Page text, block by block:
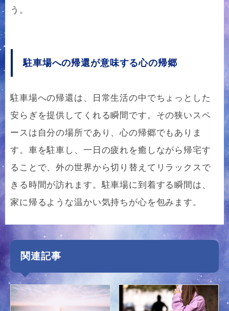
う。
駐車場への帰還が意味する心の帰郷
駐車場への帰還は、日常生活の中でちょっとした
安らぎを提供してくれる瞬間です。その狭いスペ
ースは自分の場所であり、心の帰郷でもありま
す。車を駐車し、一日の疲れを癒しながら帰宅す
ることで、外の世界から切り替えてリラックスで
きる時間が訪れます。駐車場に到着する瞬間は、
家に帰るような温かい気持ちが心を包みます。
関連記事